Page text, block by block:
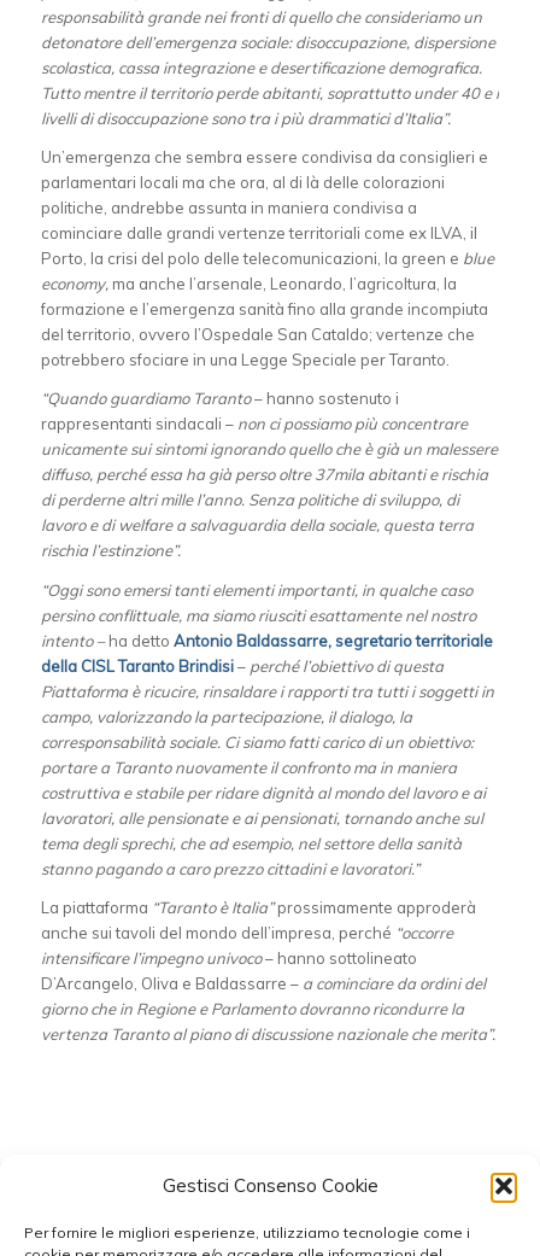
Gestisci Consenso Cookie
Per fornire le migliori esperienze, utilizziamo tecnologie come i
responsabilità grande nei fronti di quello che consideriamo un
detonatore dell’emergenza sociale: disoccupazione, dispersione
scolastica, cassa integrazione e desertificazione demografica.
Tutto mentre il territorio perde abitanti, soprattutto under 40 e i
livelli di disoccupazione sono tra i più drammatici d’Italia”.
Un’emergenza che sembra essere condivisa da consiglieri e
parlamentari locali ma che ora, al di là delle colorazioni
politiche, andrebbe assunta in maniera condivisa a
cominciare dalle grandi vertenze territoriali come ex ILVA, il
Porto, la crisi del polo delle telecomunicazioni, la green e blue
economy,ma anche l’arsenale, Leonardo, l’agricoltura, la
formazione e l’emergenza sanità fino alla grande incompiuta
del territorio, ovvero l’Ospedale San Cataldo; vertenze che
potrebbero sfociare in una Legge Speciale per Taranto.
“Quando guardiamo Taranto– hanno sostenuto i
rappresentanti sindacali – non ci possiamo più concentrare
unicamente sui sintomi ignorando quello che è già un malessere
diffuso, perché essa ha già perso oltre 37mila abitanti e rischia
di perderne altri mille l’anno. Senza politiche di sviluppo, di
lavoro e di welfare a salvaguardia della sociale, questa terra
rischia l’estinzione”.
“Oggi sono emersi tanti elementi importanti, in qualche caso
persino conflittuale, ma siamo riusciti esattamente nel nostro
intento –ha detto Antonio Baldassarre, segretario territoriale
della CISL Taranto Brindisi– perché l’obiettivo di questa
Piattaforma è ricucire, rinsaldare i rapporti tra tutti i soggetti in
campo, valorizzando la partecipazione, il dialogo, la
corresponsabilità sociale. Ci siamo fatti carico di un obiettivo:
portare a Taranto nuovamente il confronto ma in maniera
costruttiva e stabile per ridare dignità al mondo del lavoro e ai
lavoratori, alle pensionate e ai pensionati, tornando anche sul
tema degli sprechi, che ad esempio, nel settore della sanità
stanno pagando a caro prezzo cittadini e lavoratori.”
La piattaforma “Taranto è Italia”prossimamente approderà
anche sui tavoli del mondo dell’impresa, perché “occorre
intensificare l’impegno univoco– hanno sottolineato
D’Arcangelo, Oliva e Baldassarre –a cominciare da ordini del
giorno che in Regione e Parlamento dovranno ricondurre la
vertenza Taranto al piano di discussione nazionale che merita”.
Condividi questo articolo